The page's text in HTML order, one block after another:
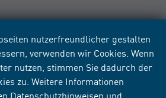
nutzerfreundlicher gestalten
verwenden wir Cookies. Wenn
nutzen, stimmen Sie dadurch der
zu. Weitere Informationen
Datenschutzhinweisen und